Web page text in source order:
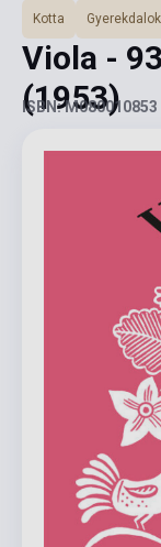
Kotta
Viola -
(1953)
ISBN: M080010853